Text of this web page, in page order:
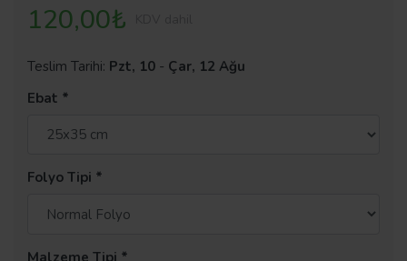
120,00₺
Teslim Tarihi: Pzt, 10 - Çar, 12 Ağu
Ebat
Folyo Tipi
Malzeme Tipi